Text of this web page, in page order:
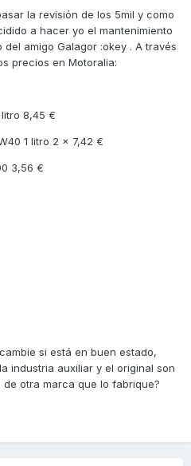
la revisión de los 5mil y como
a hacer yo el mantenimiento
amigo Galagor :okey . A través
precios en Motoralia:
8,45 €
1 litro 2 x 7,42 €
3,56 €
si está en buen estado,
industria auxiliar y el original son
de otra marca que lo fabrique?